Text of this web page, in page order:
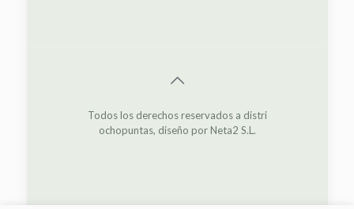
Todos los derechos reservados a distri
ochopuntas, diseño por Neta2 S.L.